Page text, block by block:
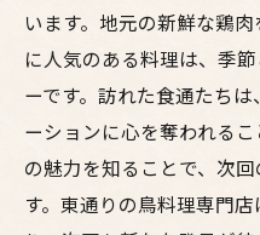
います。地元の新鮮な鶏
に人気のある料理は、季
ーです。訪れた食通たち
ーションに心を奪われる
の魅力を知ることで、次
す。東通りの鳥料理専門